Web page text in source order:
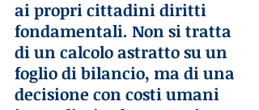
ai propri cittadini diritti
fondamentali. Non si tratta
di un calcolo astratto su un
foglio di bilancio, ma di una
decisione con costi umani